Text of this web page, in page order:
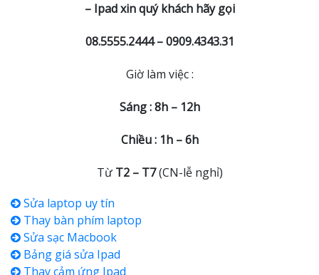
– Ipad xin quý khách hãy gọi
08.5555.2444 – 0909.4343.31
Giờ làm việc :
Sáng : 8h – 12h
Chiều : 1h – 6h
Từ T2 – T7(CN-lễ nghỉ)
Sửa laptop uy tín
Thay bàn phím laptop
Sửa sạc Macbook
Bảng giá sửa Ipad
Thay cảm ứng Ipad